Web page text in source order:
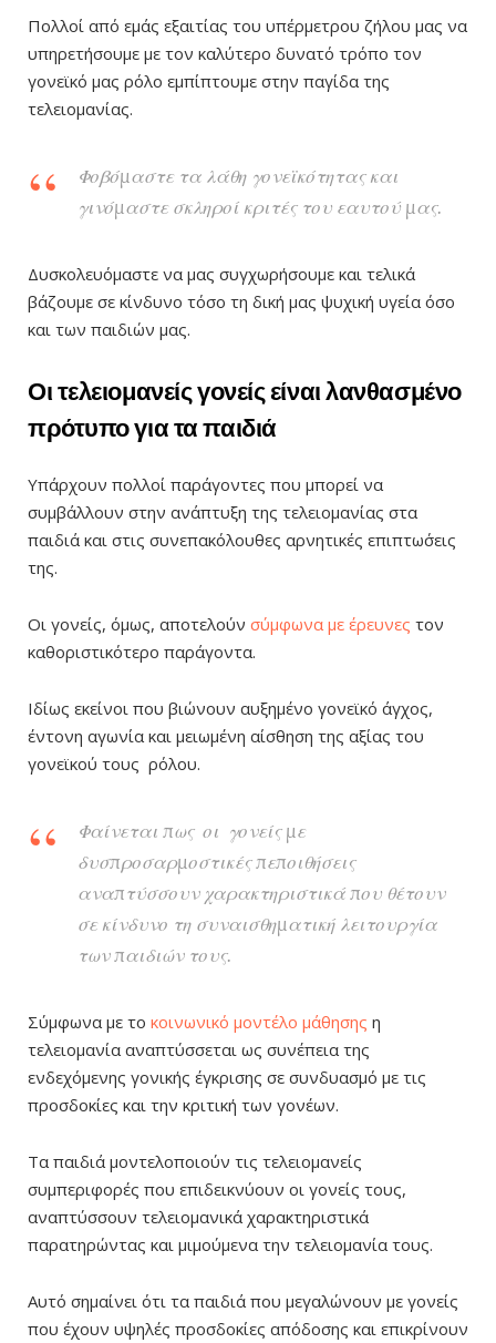
Πολλοί από εμάς εξαιτίας του υπέρμετρου ζήλου μας να
υπηρετήσουμε με τον καλύτερο δυνατό τρόπο τον
γονεϊκό μας ρόλο εμπίπτουμε στην παγίδα της
τελειομανίας.
Φοβόμαστε τα λάθη γονεϊκότητας και
γινόμαστε σκληροί κριτές του εαυτού μας.
Δυσκολευόμαστε να μας συγχωρήσουμε και τελικά
βάζουμε σε κίνδυνο τόσο τη δική μας ψυχική υγεία όσο
και των παιδιών μας.
Οι τελειομανείς γονείς είναι λανθασμένο
πρότυπο για τα παιδιά
Υπάρχουν πολλοί παράγοντες που μπορεί να
συμβάλλουν στην ανάπτυξη της τελειομανίας στα
παιδιά και στις συνεπακόλουθες αρνητικές επιπτω΄σεις
της.
Οι γονείς, όμως, αποτελούν σύμφωνα με έρευνες τον
καθοριστικότερο παράγοντα.
Ιδίως εκείνοι που βιώνουν αυξημένο γονεϊκό άγχος,
έντονη αγωνία και μειωμένη αίσθηση της αξίας του
γονεϊκού τους ρόλου.
Φαίνεται πως οι γονείς με
δυσπροσαρμοστικές πεποιθήσεις
αναπτύσσουν χαρακτηριστικά που θέτουν
σε κίνδυνο τη συναισθηματική λειτουργία
των παιδιών τους.
Σύμφωνα με το κοινωνικό μοντέλο μάθησης η
τελειομανία αναπτύσσεται ως συνέπεια της
ενδεχόμενης γονικής έγκρισης σε συνδυασμό με τις
προσδοκίες και την κριτική των γονέων.
Τα παιδιά μοντελοποιούν τις τελειομανείς
συμπεριφορές που επιδεικνύουν οι γονείς τους,
αναπτύσσουν τελειομανικά χαρακτηριστικά
παρατηρώντας και μιμούμενα την τελειομανία τους.
Αυτό σημαίνει ότι τα παιδιά που μεγαλώνουν με γονείς
που έχουν υψηλές προσδοκίες απόδοσης και επικρίνουν